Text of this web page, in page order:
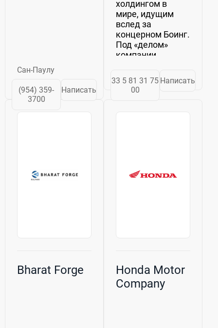
Сан-Паулу
(954) 359-
3700
Написать
холдингом в
мире, идущим
вслед за
концерном Боинг.
Под «делом»
компании
разработка с
производством и
продаже
военных
EADS....
33 5 81 31 75
00
Написать
Bharat Forge
Honda Motor
Company